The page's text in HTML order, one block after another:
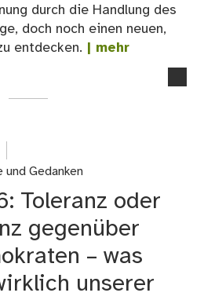
durch die Handlung des
doch noch einen neuen,
entdecken. | mehr
und Gedanken
Toleranz oder
gegenüber
– was
unserer